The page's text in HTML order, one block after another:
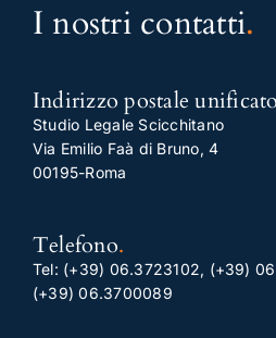
I nostri contatti.
Indirizzo postale unificato
Studio Legale Scicchitano
Via Emilio Faà di Bruno, 4
00195-Roma
Telefono.
Tel: (+39) 06.3723102, (+39)
(+39) 06.3700089